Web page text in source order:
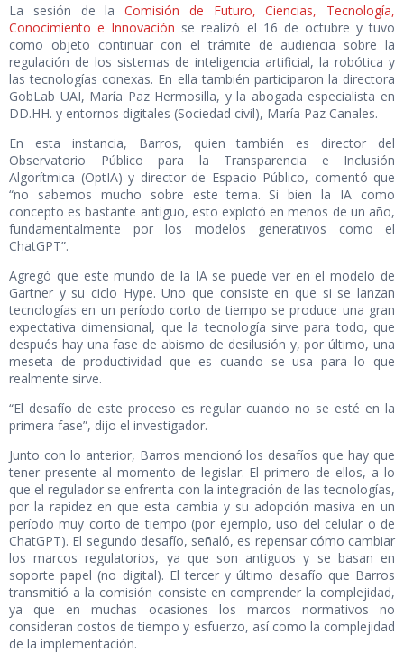
La sesión de la Comisión de Futuro, Ciencias, Tecnología,
Conocimiento e Innovación se realizó el 16 de octubre y tuvo
como objeto continuar con el trámite de audiencia sobre la
regulación de los sistemas de inteligencia artificial, la robótica y
las tecnologías conexas. En ella también participaron la directora
GobLab UAI, María Paz Hermosilla, y la abogada especialista en
DD.HH. y entornos digitales (Sociedad civil), María Paz Canales.
En esta instancia, Barros, quien también es director del
Observatorio Público para la Transparencia e Inclusión
Algorítmica (OptIA) y director de Espacio Público, comentó que
“no sabemos mucho sobre este tema. Si bien la IA como
concepto es bastante antiguo, esto explotó en menos de un año,
fundamentalmente por los modelos generativos como el
ChatGPT”.
Agregó que este mundo de la IA se puede ver en el modelo de
Gartner y su ciclo Hype. Uno que consiste en que si se lanzan
tecnologías en un período corto de tiempo se produce una gran
expectativa dimensional, que la tecnología sirve para todo, que
después hay una fase de abismo de desilusión y, por último, una
meseta de productividad que es cuando se usa para lo que
realmente sirve.
“El desafío de este proceso es regular cuando no se esté en la
primera fase”, dijo el investigador.
Junto con lo anterior, Barros mencionó los desafíos que hay que
tener presente al momento de legislar. El primero de ellos, a lo
que el regulador se enfrenta con la integración de las tecnologías,
por la rapidez en que esta cambia y su adopción masiva en un
período muy corto de tiempo (por ejemplo, uso del celular o de
ChatGPT). El segundo desafío, señaló, es repensar cómo cambiar
los marcos regulatorios, ya que son antiguos y se basan en
soporte papel (no digital). El tercer y último desafío que Barros
transmitió a la comisión consiste en comprender la complejidad,
ya que en muchas ocasiones los marcos normativos no
consideran costos de tiempo y esfuerzo, así como la complejidad
de la implementación.